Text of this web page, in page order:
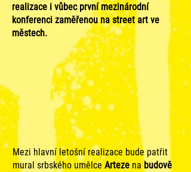
realizace i vůbec první mezinárodní
konferenci zaměřenou na street art ve
městech.
Mezi hlavní letošní realizace bude patřit
mural srbského umělce Arteze na budově